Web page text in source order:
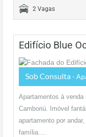
2 Vagas
Edifício Blue
Sob Consulta -
Apartamentos à
Camboriú. Imóvel
apartamento por
família.…